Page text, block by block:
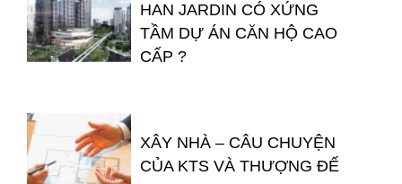
HAN JARDIN CÓ XỨNG
TẦM DỰ ÁN CĂN HỘ CAO
CẤP ?
XÂY NHÀ – CÂU CHUYỆN
CỦA KTS VÀ THƯỢNG ĐẾ